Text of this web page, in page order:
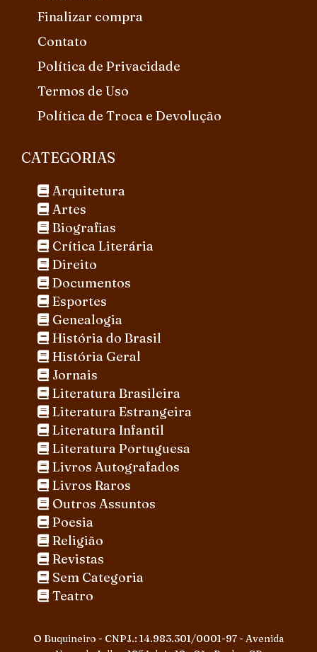
Finalizar compra
Contato
Política de Privacidade
Termos de Uso
Política de Troca e Devolução
CATEGORIAS
Arquitetura
Artes
Biografias
Crítica Literária
Direito
Documentos
Esportes
Genealogia
História do Brasil
História Geral
Jornais
Literatura Brasileira
Literatura Estrangeira
Literatura Infantil
Literatura Portuguesa
Livros Autografados
Livros Raros
Outros Assuntos
Poesia
Religião
Revistas
Sem Categoria
Teatro
O Buquineiro - CNPJ.: 14.983.301/0001-97 - Avenida